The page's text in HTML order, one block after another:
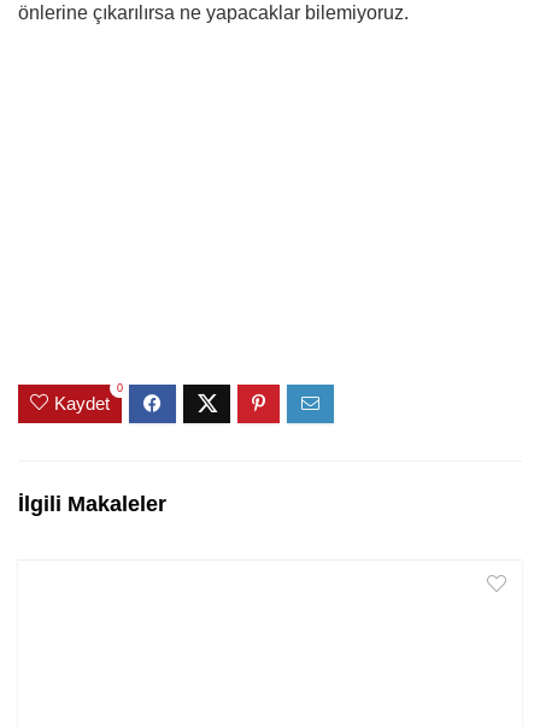
önlerine çıkarılırsa ne yapacaklar bilemiyoruz.
Kaydet
0
İlgili Makaleler